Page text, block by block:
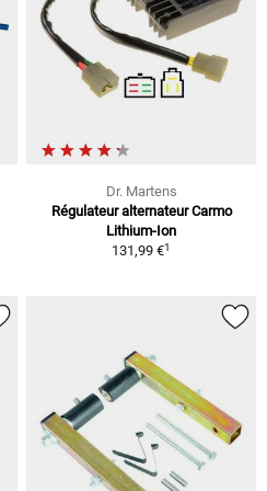
Dr. Martens
Régulateur alternateur Carmo
Lithium-Ion
131,99 €1